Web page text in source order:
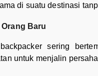
di suatu destinasi
Baru
sering
untuk menjalin